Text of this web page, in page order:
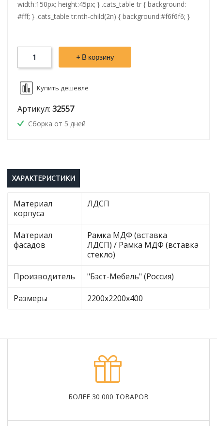
width:150px; height:45px; } .cats_table tr { background:
#fff; } .cats_table tr:nth-child(2n) { background:#f6f6f6; }
+ В корзину
Купить дешевле
Артикул: 32557
Сборка от 5 дней
ХАРАКТЕРИСТИКИ
Материал
корпуса
ЛДСП
Материал
фасадов
Рамка МДФ (вставка
ЛДСП) / Рамка МДФ (вставка
стекло)
Производитель "Бэст-Мебель" (Россия)
Размеры 2200х2200х400
БОЛЕЕ 30 000 ТОВАРОВ